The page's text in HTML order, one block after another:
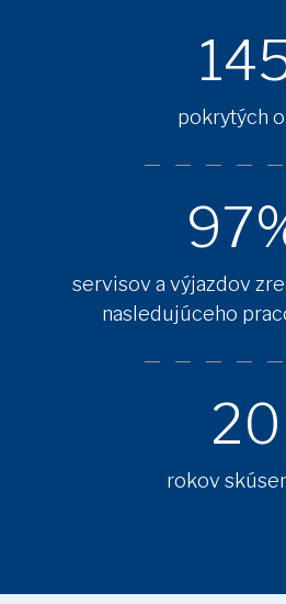
pokrytých
servisov a výjazdov
nasledujúceho
20
rokov